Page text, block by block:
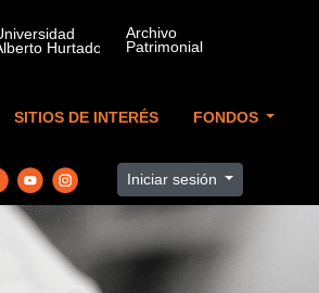
SITIOS DE INTERÉS FONDOS
Iniciar sesión